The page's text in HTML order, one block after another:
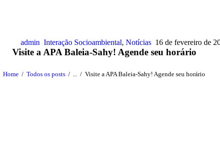
admin Interação Socioambiental, Notícias 16 de fevereiro de
Visite a APA Baleia-Sahy! Agende seu horário
Home Todos os posts ... Visite a APA Baleia-Sahy! Agende seu horário